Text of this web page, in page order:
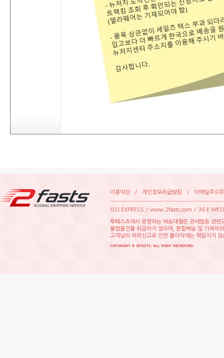
이용약관/ 개인정보취급방침 / 이메일주소
GSIEXPRESS/www.2fasts.com/
투패스츠에서운영하는배송대행은관세법등관련
불법물건을취급하지않으며,분할배송및가격허
고객님의허위신고로인한불이익에는책임지지않